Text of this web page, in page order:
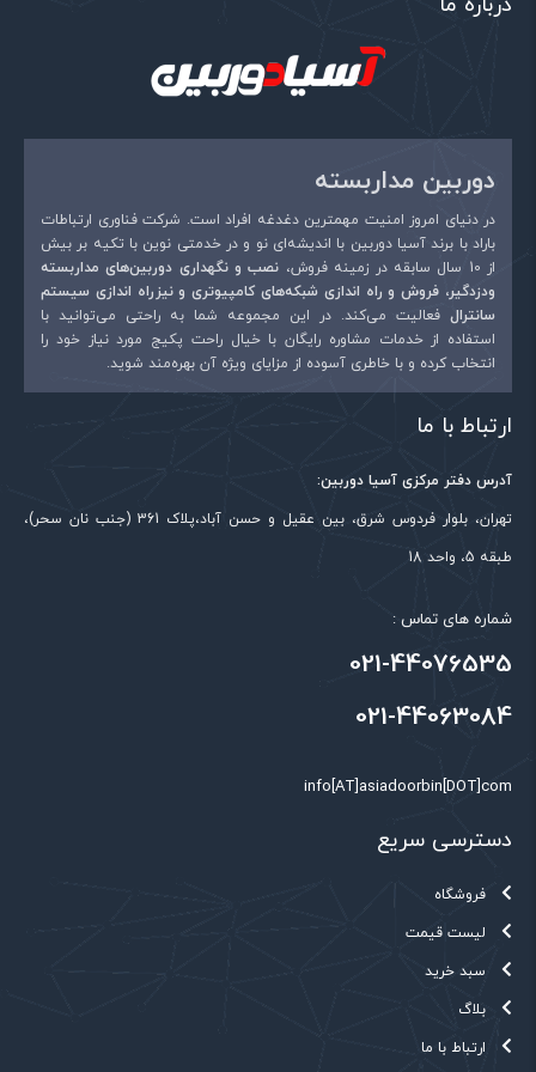
دوربین مداربسته
در دنیای امروز امنیت مهمترین دغدغه افراد است. شرکت فناوری ارتباطات
باراد با برند آسیا دوربین با اندیشه‌ای نو و در خدمتی نوین با تکیه بر بیش
از 10 سال سابقه در زمینه فروش،
نصب و نگهداری دوربین‌های مداربسته
ودزدگیر، فروش و راه اندازی شبکه‌های کامپیوتری و نیزراه اندازی سیستم
سانترال فعالیت می‌کند. در این مجموعه شما به راحتی می‌توانید با
استفاده از خدمات مشاوره رایگان با خیال راحت پکیج مورد نیاز خود را
انتخاب کرده و با خاطری آسوده از مزایای ویژه آن بهره‌مند شوید.
ارتباط با ما
آدرس دفتر مرکزی آسیا دوربین:
تهران، بلوار فردوس شرق، بین عقیل و حسن آباد،پلاک 361 (جنب نان سحر)،
طبقه 5، واحد 18
شماره های تماس :
021-44076535
021-44063084
info[AT]asiadoorbin[DOT]com
دسترسی سریع
فروشگاه
لیست قیمت
سبد خرید
بلاگ
ارتباط با ما